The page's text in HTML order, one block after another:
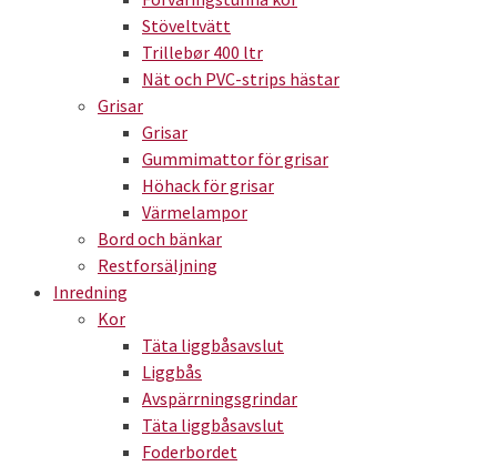
Stöveltvätt
Trillebør 400 ltr
Nät och PVC-strips hästar
Grisar
Grisar
Gummimattor för grisar
Höhack för grisar
Värmelampor
Bord och bänkar
Restforsäljning
Inredning
Kor
Täta liggbåsavslut
Liggbås
Avspärrningsgrindar
Täta liggbåsavslut
Foderbordet